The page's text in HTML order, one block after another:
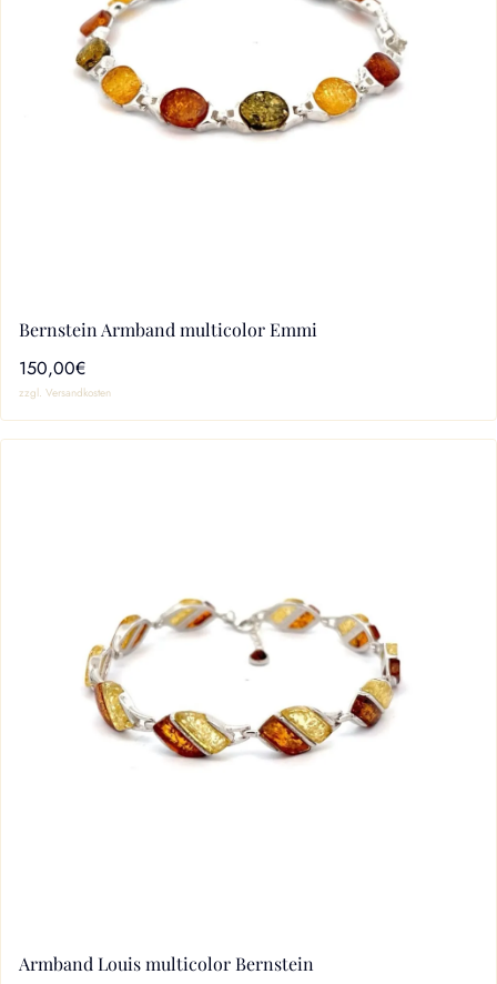
Bernstein Armband multicolor Emmi
150,00€
zzgl. Versandkosten
Armband Louis multicolor Bernstein